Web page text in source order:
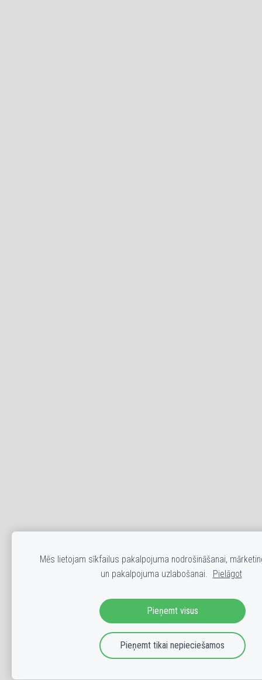
Mēs lietojam sīkfailus pakalpojuma nodrošināšanai,
un pakalpojuma uzlabošanai. Pielāgot
Pieņemt visus
Pieņemt tikai nepieciešamos